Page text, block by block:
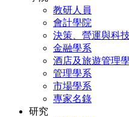
教研人員
會計學院
決策、營運與科
金融學系
酒店及旅遊管理
管理學系
市場學系
專家名錄
研究